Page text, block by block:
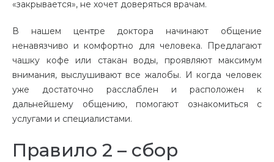
«закрывается», не хочет доверяться врачам.
В нашем центре доктора начинают общение
ненавязчиво и комфортно для человека. Предлагают
чашку кофе или стакан воды, проявляют максимум
внимания, выслушивают все жалобы. И когда человек
уже достаточно расслаблен и расположен к
дальнейшему общению, помогают ознакомиться с
услугами и специалистами.
Правило 2 – сбор